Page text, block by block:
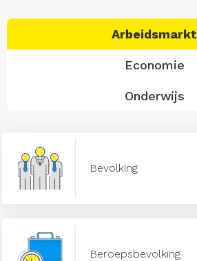
Arbeidsmarkt
Economie
Onderwijs
Bevolking
Beroepsbevolking